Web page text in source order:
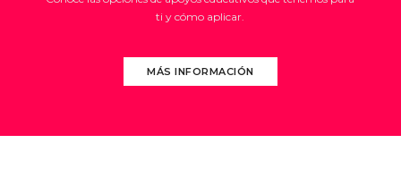
ti y cómo aplicar.
MÁS INFORMACIÓN